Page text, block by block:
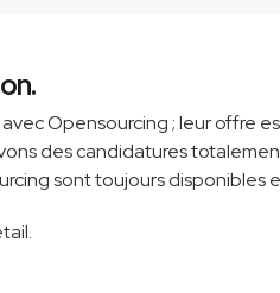
Opensourcing ; leur offre
des candidatures
sont toujours disponibles